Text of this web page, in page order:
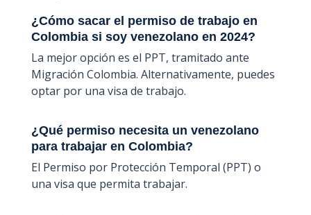
¿Cómo sacar el permiso de trabajo en
Colombia si soy venezolano en 2024?
La mejor opción es el PPT, tramitado ante
Migración Colombia. Alternativamente, puedes
optar por una visa de trabajo.
¿Qué permiso necesita un venezolano
para trabajar en Colombia?
El Permiso por Protección Temporal (PPT) o
una visa que permita trabajar.